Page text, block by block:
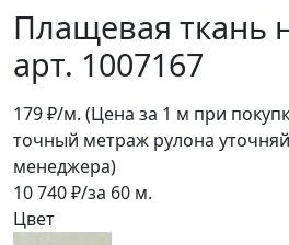
Плащевая ткань
арт. 1007167
179₽/м. (Цена за 1 м при
точный метраж рулона
менеджера)
10 740₽/за 60 м.
Цвет